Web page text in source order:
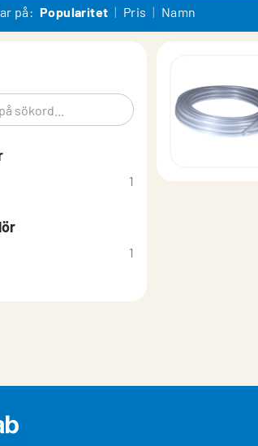
på: Popularitet Pris Namn
Filtrera produkter
1
1